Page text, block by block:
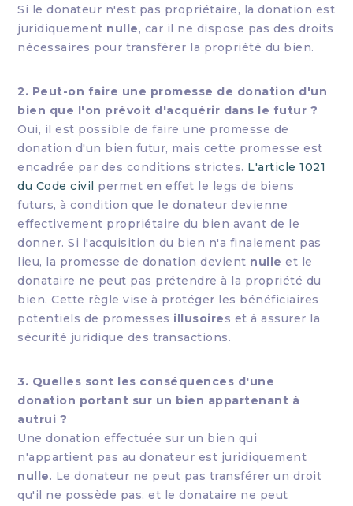
Si le donateur n'est pas propriétaire, la donation est
juridiquement nulle, car il ne dispose pas des droits
nécessaires pour transférer la propriété du bien.
2. Peut-on faire une promesse de donation d'un
bien que l'on prévoit d'acquérir dans le futur ?
Oui, il est possible de faire une promesse de
donation d'un bien futur, mais cette promesse est
encadrée par des conditions strictes. L'article 1021
du Code civil permet en effet le legs de biens
futurs, à condition que le donateur devienne
effectivement propriétaire du bien avant de le
donner. Si l'acquisition du bien n'a finalement pas
lieu, la promesse de donation devient nulle et le
donataire ne peut pas prétendre à la propriété du
bien. Cette règle vise à protéger les bénéficiaires
potentiels de promesses illusoires et à assurer la
sécurité juridique des transactions.
3. Quelles sont les conséquences d'une
donation portant sur un bien appartenant à
autrui ?
Une donation effectuée sur un bien qui
n'appartient pas au donateur est juridiquement
nulle. Le donateur ne peut pas transférer un droit
qu'il ne possède pas, et le donataire ne peut